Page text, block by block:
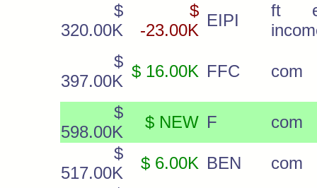
$
320.00K
$
-23.00K
EIPI
ft
$
397.00K
$ 16.00K FFC com
$
598.00K
$ NEW F
com
$
517.00K
$ 6.00K BEN
com